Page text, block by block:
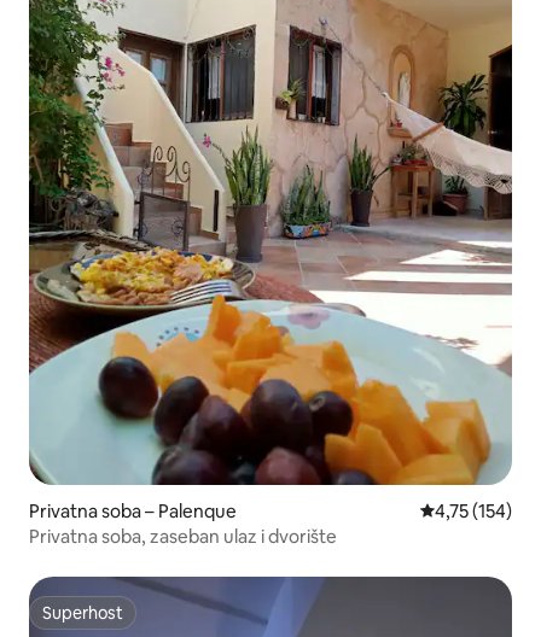
Privatna soba – Palenque Prosječna
4,75 (154)
Privatna soba, zaseban ulaz i dvorište
Superhost
Superhost